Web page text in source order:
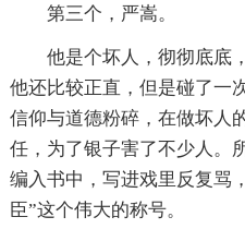
第三个，严嵩。
他是个坏人，彻彻底底
他还比较正直，但是碰了一
信仰与道德粉碎，在做坏人
任，为了银子害了不少人。
编入书中，写进戏里反复骂
臣”这个伟大的称号。